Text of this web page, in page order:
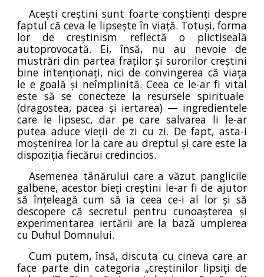
Acești creștini sunt foarte conștienți despre
faptul că ceva le lipsește în viață. Totuși, forma
lor de creștinism reflectă o plictiseală
autoprovocată. Ei, însă, nu au nevoie de
mustrări din partea fraților și surorilor creștini
bine intenționați, nici de convingerea că viața
le e goală și neîmplinită. Ceea ce le-ar fi vital
este să se conecteze la resursele spirituale
(dragostea, pacea și iertarea) — ingredientele
care le lipsesc, dar pe care salvarea li le-ar
putea aduce vieții de zi cu zi. De fapt, asta-i
moștenirea lor la care au dreptul și care este la
dispoziția fiecărui credincios.
Asemenea tânărului care a văzut panglicile
galbene, acestor bieți creștini le-ar fi de ajutor
să înțeleagă cum să ia ceea ce-i al lor și să
descopere că secretul pentru cunoașterea și
experimentarea iertării are la bază umplerea
cu Duhul Domnului.
Cum putem, însă, discuta cu cineva care ar
face parte din categoria „creștinilor lipsiți de